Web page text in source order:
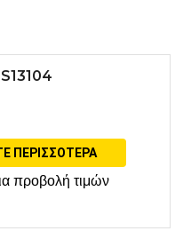
ΠΕΡΙΣΣΌΤΕΡΑ
προβολή τιμών